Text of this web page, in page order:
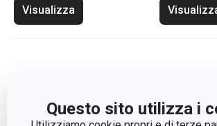
Questo sito utilizza i
Visualizza